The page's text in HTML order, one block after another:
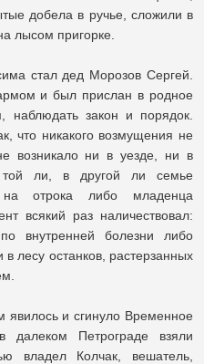
добела в ручье, сложили в
лысом пригорке.
стал дед Морозов Сергей.
и был прислан в родное
наблюдать закон и порядок.
что никакого возмущения не
возникало ни в уезде, ни в
ли, в другой ли семье
на отрока либо младенца
всякий раз наличествовал:
внутренней болезни либо
лесу останков, растерзанных
явилось и сгинуло Временное
далеком Петрограде взяли
владел Колчак, вешатель,